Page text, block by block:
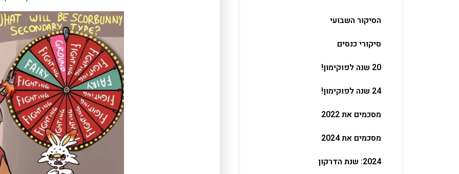
הסיקור השבועי
סיקורי כנסים
20 שנה לפוקימון!
24 שנה לפוקימון!
מסכמים את 2022
מסכמים את 2024
2024: שנת הדרקון